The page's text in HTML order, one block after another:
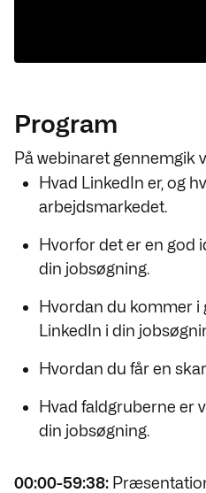
Program
På webinaret gennemgik
Hvad LinkedIn er, og
arbejdsmarkedet.
Hvorfor det er en god
din jobsøgning.
Hvordan du kommer i
LinkedIn i din
Hvordan du får en
Hvad faldgruberne er
din jobsøgning.
00:00-59:38: